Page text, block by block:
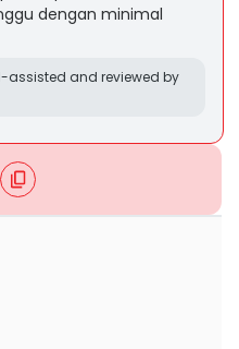
dengan minimal
assisted and reviewed by